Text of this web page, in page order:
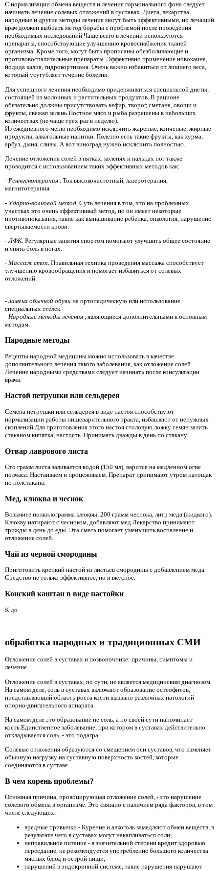
С нормализации обмена веществ и лечения гормонального фона следует
начинать лечение солевых отложений в суставах. Диета, лекарства,
народные и другие методы лечения могут быть эффективными, но лечащий
врач должен выбрать метод борьбы с проблемой после проведения
необходимых исследований.Чаще всего в лечении используются
препараты, способствующие улучшению кровоснабжения тканей
организма. Кроме того, могут быть прописаны обезболивающие и
противовоспалительные препараты. Эффективно применение новокаина,
йодида калия, гидрокортизона. Очень важно избавиться от лишнего веса,
который усугубляет течение болезни.
Для успешного лечения необходимо придерживаться специальной диеты,
состоящей из молочных и растительных продуктов. В рационе
обязательно должны присутствовать кефир, творог, сметана, овощи и
фрукты, свежая зелень.Постное мясо и рыба разрешены в небольших
количествах (не чаще трех раз в неделю).
Из ежедневного меню необходимо исключить жареные, копченые, жирные
продукты, алкогольные напитки. Полезно есть такие фрукты, как хурма,
арбуз, дыня, сливы. А вот виноград нужно исключить полностью.
Лечение отложения солей в пятках, коленях и пальцах ног также
проводится с использованием таких эффективных методов как:
- Рентгенотерапия . Ток высокочастотный, лазеротерапия,
магнитотерапия.
- Ударно-волновой метод. Суть лечения в том, что на проблемных
участках это очень эффективный метод, но он имеет некоторые
противопоказания, такие как вынашивание ребенка, онкология, нарушение
свертываемости крови.
- ЛФК. Регулярные занятия спортом помогают улучшить общее состояние
и снять боль в ногах.
- Массаж стоп. Правильная техника проведения массажа способствует
улучшению кровообращения и помогает избавиться от солевых
отложений.
- Замена обычной обуви на ортопедическую или использование
специальных стелек.
- Народные методы лечения , являющиеся дополнительными к основным
методам.
Народные методы
Рецепты народной медицины можно использовать в качестве
дополнительного лечения такого заболевания, как отложение солей.
Лечение народными средствами следует начинать после консультации
врача.
Настой петрушки или сельдерея
Семена петрушки или сельдерея в виде настоя способствуют
нормализации работы пищеварительного тракта, избавляют от ненужных
скоплений.Для приготовления этого настоя столовую ложку семян залить
стаканом кипятка, настоять. Принимать дважды в день по стакану.
Отвар лаврового листа
Сто грамм листа заливается водой (150 мл), варится на медленном огне
полчаса. Настаиваем и процеживаем. Препарат принимают утром натощак
по полстакана.
Мед, клюква и чеснок
Возьмите полкилограмма клюквы, 200 грамм чеснока, литр меда (жидкого).
Клюкву натирают с чесноком, добавляют мед.Лекарство принимают
трижды в день до еды. Эта смесь помогает уменьшить воспаление и
отложение солей.
Чай из черной смородины
Приготовить крепкий настой из листьев смородины с добавлением меда.
Средство не только эффективное, но и вкусное.
Конский каштан в виде настойки
К до
.
обработка народных и традиционных СМИ
Отложение солей в суставах и позвоночнике: причины, симптомы и
лечение
Отложение солей в суставах, по сути, не является медицинским диагнозом.
На самом деле, соль в суставах включают образование остеофитов,
представляющий область роста кости вызвано различных патологий
опорно-двигательного аппарата.
На самом деле это образование не соль, а по своей сути напоминает
кость.Единственное заболевание, при котором в суставах действительно
откладывается соль, - это подагра.
Солевые отложения образуются со смещением оси суставов, что изменяет
обычную нагрузку на суставную поверхность костей, которые
соединяются в суставе.
В чем корень проблемы?
Основная причина, провоцирующая отложение солей, - это нарушение
солевого обмена в организме. Это связано с наличием ряда факторов, в том
числе следующих:
вредные привычки - Курение и алкоголь замедляют обмен веществ, в
результате чего в суставах могут накапливаться соли;
неправильное питание - в значительной степени вредит здоровью
переедание, не рекомендуется употребление большого количества
мясных блюд и острой пищи;
нарушений в эндокринной системе, такие нарушения нарушают